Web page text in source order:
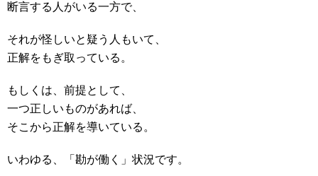
断言する人がいる一方で、
それが怪しいと疑う人もいて、
正解をもぎ取っている。
もしくは、前提として、
一つ正しいものがあれば、
そこから正解を導いている。
いわゆる、「勘が働く」状況です。